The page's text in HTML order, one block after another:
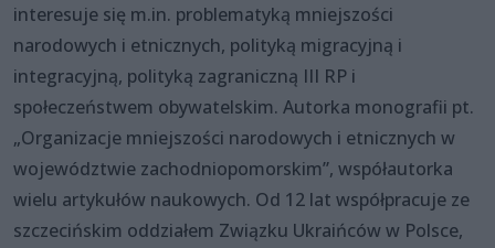
interesuje się m.in. problematyką mniejszości
narodowych i etnicznych, polityką migracyjną i
integracyjną, polityką zagraniczną III RP i
społeczeństwem obywatelskim. Autorka monografii pt.
„Organizacje mniejszości narodowych i etnicznych w
województwie zachodniopomorskim”, współautorka
wielu artykułów naukowych. Od 12 lat współpracuje ze
szczecińskim oddziałem Związku Ukraińców w Polsce,